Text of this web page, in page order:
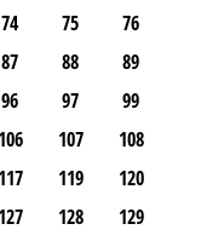
74 75
76
87 88
89
96 97
99
106 107
108
117 119
120
127 128
129